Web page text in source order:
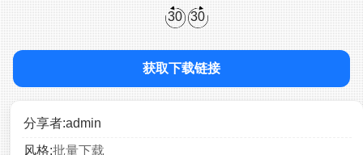
30 30
获取下载链接
分享者:admin
风格:批量下载